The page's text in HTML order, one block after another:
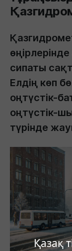
Қазақ
сипаты
Елдің көп
оңтүстік-
оңтүстік-
түрінде